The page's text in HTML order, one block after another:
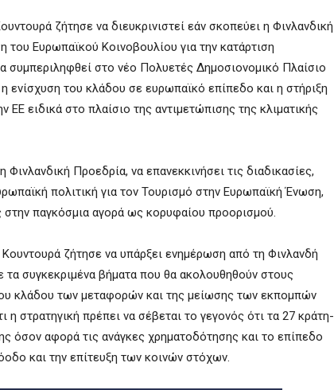
ζήτησε να διευκρινιστεί εάν σκοπεύει η Φινλανδική
του Ευρωπαϊκού Κοινοβουλίου για την κατάρτιση
συμπεριληφθεί στο νέο Πολυετές Δημοσιονομικό Πλαίσιο
ενίσχυση του κλάδου σε ευρωπαϊκό επίπεδο και η στήριξη
ΕΕ ειδικά στο πλαίσιο της αντιμετώπισης της κλιματικής
Προεδρία, να επανεκκινήσει τις διαδικασίες,
πολιτική για τον Τουρισμό στην Ευρωπαϊκή Ένωση,
παγκόσμια αγορά ως κορυφαίου προορισμού.
ζήτησε να υπάρξει ενημέρωση από τη Φινλανδή
συγκεκριμένα βήματα που θα ακολουθηθούν στους
κλάδου των μεταφορών και της μείωσης των εκπομπών
στρατηγική πρέπει να σέβεται το γεγονός ότι τα 27 κράτη-
όσον αφορά τις ανάγκες χρηματοδότησης και το επίπεδο
και την επίτευξη των κοινών στόχων.